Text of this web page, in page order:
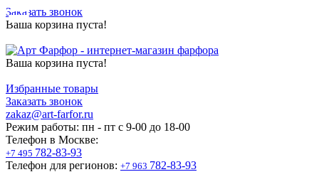
Заказать звонок
Ваша корзина пуста!
Ваша корзина пуста!
Избранные товары
Заказать звонок
zakaz@art-farfor.ru
Режим работы: пн - пт c 9-00 до 18-00
Телефон в Москве:
+7 495 782-83-93
Телефон для регионов: +7 963 782-83-93